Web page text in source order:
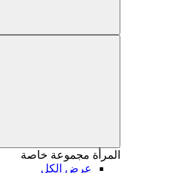
المرأة مجموعة خاصة
عرض الكل